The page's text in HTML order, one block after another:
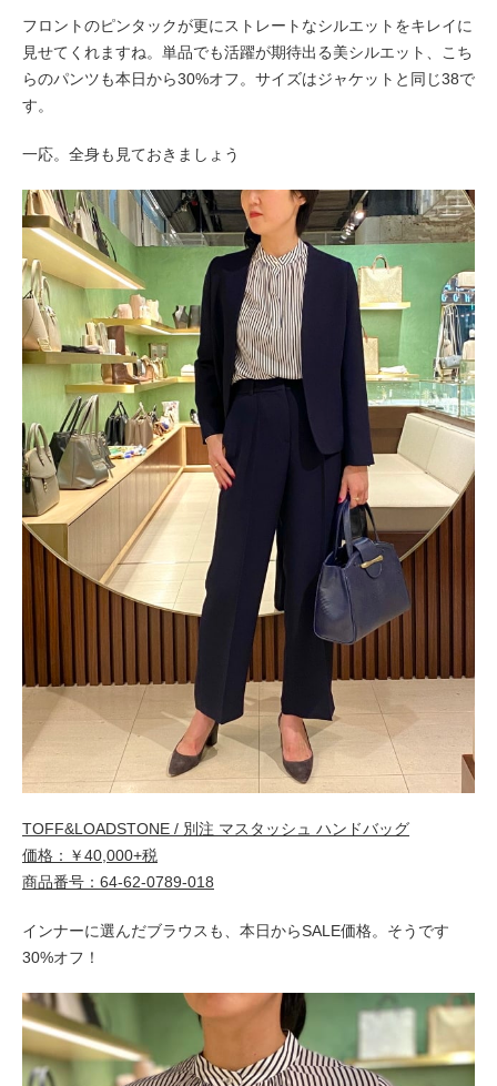
フロントのピンタックが更にストレートなシルエットをキレイに
見せてくれますね。単品でも活躍が期待出る美シルエット、こち
らのパンツも本日から30%オフ。サイズはジャケットと同じ38で
す。
一応。全身も見ておきましょう
TOFF&LOADSTONE / 別注 マスタッシュ ハンドバッグ
価格：￥40,000+税
商品番号：64-62-0789-018
インナーに選んだブラウスも、本日からSALE価格。そうです
30%オフ！